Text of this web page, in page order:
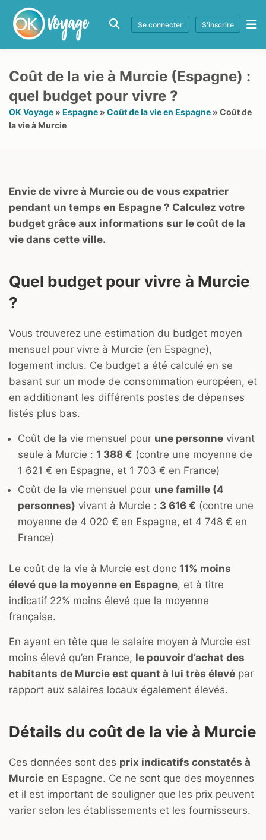
Se connecter S'inscrire
Coût de la vie à Murcie (Espagne) :
quel budget pour vivre ?
OK Voyage » Espagne » Coût de la vie en Espagne » Coût de
la vie à Murcie
Envie de vivre à Murcie ou de vous expatrier
pendant un temps en Espagne ? Calculez votre
budget grâce aux informations sur le coût de la
vie dans cette ville.
Quel budget pour vivre à Murcie
?
Vous trouverez une estimation du budget moyen
mensuel pour vivre à Murcie (en Espagne),
logement inclus. Ce budget a été calculé en se
basant sur un mode de consommation européen, et
en additionant les différents postes de dépenses
listés plus bas.
Coût de la vie mensuel pour une personne vivant
seule à Murcie : 1 388 € (contre une moyenne de
1 621 € en Espagne, et 1 703 € en France)
Coût de la vie mensuel pour une famille (4
personnes) vivant à Murcie : 3 616 € (contre une
moyenne de 4 020 € en Espagne, et 4 748 € en
France)
Le coût de la vie à Murcie est donc 11% moins
élevé que la moyenne en Espagne, et à titre
indicatif 22% moins élevé que la moyenne
française.
En ayant en tête que le salaire moyen à Murcie est
moins élevé qu’en France, le pouvoir d’achat des
habitants de Murcie est quant à lui très élevé par
rapport aux salaires locaux également élevés.
Détails du coût de la vie à Murcie
Ces données sont des prix indicatifs constatés à
Murcie en Espagne. Ce ne sont que des moyennes
et il est important de souligner que les prix peuvent
varier selon les établissements et les fournisseurs.